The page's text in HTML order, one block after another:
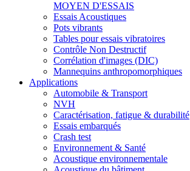
MOYEN D'ESSAIS
Essais Acoustiques
Pots vibrants
Tables pour essais vibratoires
Contrôle Non Destructif
Corrélation d'images (DIC)
Mannequins anthropomorphiques
Applications
Automobile & Transport
NVH
Caractérisation, fatigue & durabilité
Essais embarqués
Crash test
Environnement & Santé
Acoustique environnementale